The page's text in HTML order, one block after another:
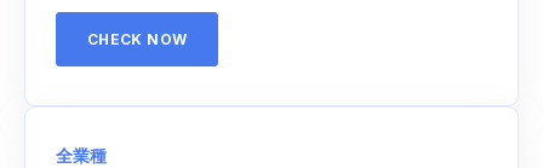
CHECK NOW
全業種